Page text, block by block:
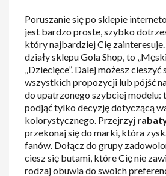
Poruszanie się po sklepie
jest bardzo proste, szybko
który najbardziej Cię
działy sklepu Gola Shop, to
„Dziecięce”. Dalej możesz
wszystkich propozycji lub pójść
do upatrzonego szybciej modelu:
podjąć tylko decyzję dotyczącą
kolorystycznego. Przejrzyj
przekonaj się do marki, która
fanów. Dołącz do grupy
ciesz się butami, które Cię nie
rodzaj obuwia do swoich